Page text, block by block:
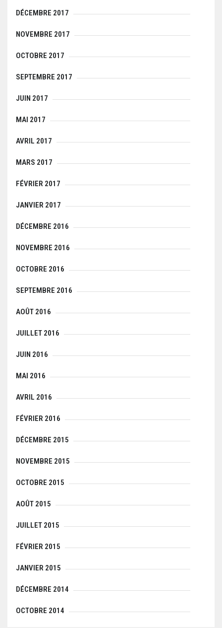
DÉCEMBRE 2017
NOVEMBRE 2017
OCTOBRE 2017
SEPTEMBRE 2017
JUIN 2017
MAI 2017
AVRIL 2017
MARS 2017
FÉVRIER 2017
JANVIER 2017
DÉCEMBRE 2016
NOVEMBRE 2016
OCTOBRE 2016
SEPTEMBRE 2016
AOÛT 2016
JUILLET 2016
JUIN 2016
MAI 2016
AVRIL 2016
FÉVRIER 2016
DÉCEMBRE 2015
NOVEMBRE 2015
OCTOBRE 2015
AOÛT 2015
JUILLET 2015
FÉVRIER 2015
JANVIER 2015
DÉCEMBRE 2014
OCTOBRE 2014